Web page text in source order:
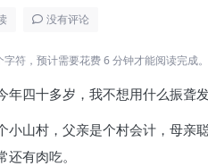
没有评论
符，预计需要花费 6 分钟才能阅读完成。
年四十多岁，我不想用什么振聋
小山村，父亲是个村会计，母亲
有肉吃。